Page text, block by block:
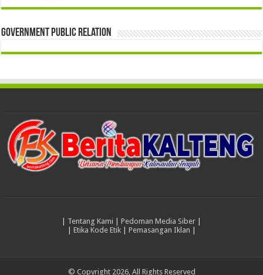
Government Public Relation
| Tentang Kami | Pedoman Media Siber |
| Etika Kode Etik| Pemasangan Iklan |
© Copyright 2026, All Rights Reserved